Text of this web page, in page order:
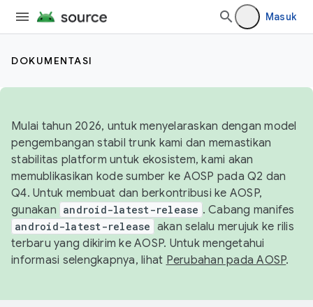
Masuk
DOKUMENTASI
Mulai tahun 2026, untuk menyelaraskan dengan model
pengembangan stabil trunk kami dan memastikan
stabilitas platform untuk ekosistem, kami akan
memublikasikan kode sumber ke AOSP pada Q2 dan
Q4. Untuk membuat dan berkontribusi ke AOSP,
gunakan android-latest-release . Cabang manifes
android-latest-release akan selalu merujuk ke rilis
terbaru yang dikirim ke AOSP. Untuk mengetahui
informasi selengkapnya, lihat Perubahan pada AOSP.